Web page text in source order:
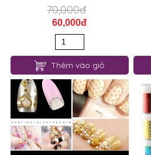
70,000đ
60,000đ
Thêm vào giỏ